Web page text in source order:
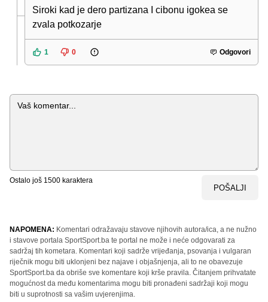
Siroki kad je dero partizana I cibonu igokea se
zvala potkozarje
1 0 Odgovori
Komentar
Ostalo još 1500 karaktera
POŠALJI
NAPOMENA: Komentari odražavaju stavove njihovih autora/ica, a ne nužno
i stavove portala SportSport.ba te portal ne može i neće odgovarati za
sadržaj tih kometara. Komentari koji sadrže vrijeđanja, psovanja i vulgaran
riječnik mogu biti uklonjeni bez najave i objašnjenja, ali to ne obavezuje
SportSport.ba da obriše sve komentare koji krše pravila. Čitanjem prihvatate
mogućnost da među komentarima mogu biti pronađeni sadržaji koji mogu
biti u suprotnosti sa vašim uvjerenjima.